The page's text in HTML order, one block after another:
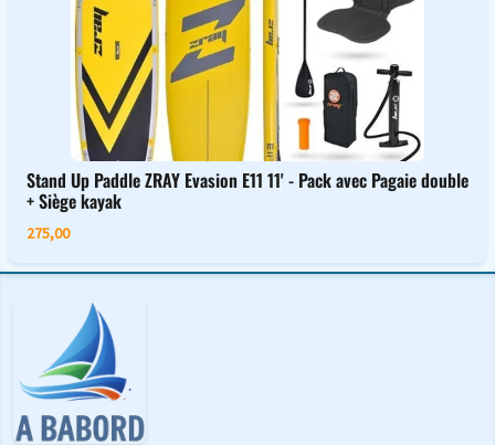
Stand Up Paddle ZRAY Evasion E11 11' - Pack avec Pagaie double
+ Siège kayak
275,00